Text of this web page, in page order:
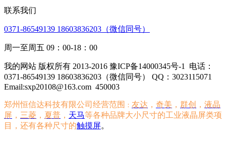
联系我们
0371-86549139 18603836203（微信同号）
周一至周五 09：00-18：00
我的网站 版权所有 2013-2016 豫ICP备14000345号-1
电话：
0371-86549139 18603836203（微信同号） QQ：3023115071
Email:sxp20108@163.com 450003
郑州恒信达科技有限公司经营范围 ： 友达 ， 奇美 ， 群创 ， 液晶
屏 ， 三菱 ， 夏普 ， 天马等各种品牌大小尺寸的工业液晶屏类项
目，还有各种尺寸的触摸屏。